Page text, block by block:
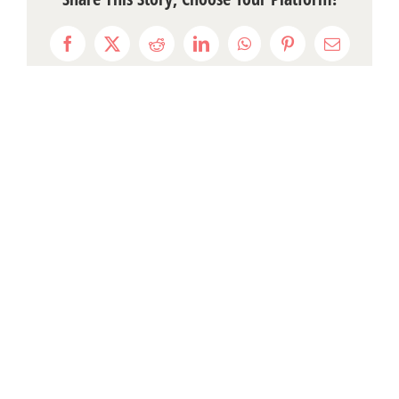
Facebook
X RedditLinkedInWhatsAppPinterestEmail